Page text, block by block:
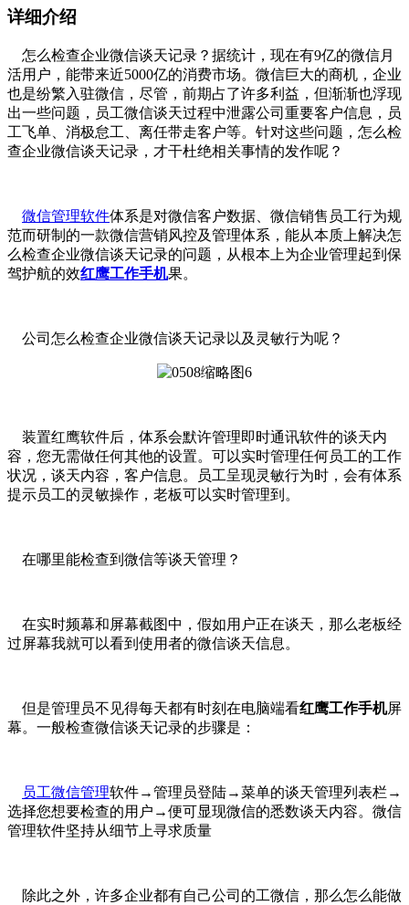
详细介绍
怎么检查企业微信谈天记录？据统计，现在有9亿的微信月
活用户，能带来近5000亿的消费市场。微信巨大的商机，企业
也是纷繁入驻微信，尽管，前期占了许多利益，但渐渐也浮现
出一些问题，员工微信谈天过程中泄露公司重要客户信息，员
工飞单、消极怠工、离任带走客户等。针对这些问题，怎么检
查企业微信谈天记录，才干杜绝相关事情的发作呢？
微信管理软件体系是对微信客户数据、微信销售员工行为规
范而研制的一款微信营销风控及管理体系，能从本质上解决怎
么检查企业微信谈天记录的问题，从根本上为企业管理起到保
驾护航的效红鹰工作手机果。
公司怎么检查企业微信谈天记录以及灵敏行为呢？
装置红鹰软件后，体系会默许管理即时通讯软件的谈天内
容，您无需做任何其他的设置。可以实时管理任何员工的工作
状况，谈天内容，客户信息。员工呈现灵敏行为时，会有体系
提示员工的灵敏操作，老板可以实时管理到。
在哪里能检查到微信等谈天管理？
在实时频幕和屏幕截图中，假如用户正在谈天，那么老板经
过屏幕我就可以看到使用者的微信谈天信息。
但是管理员不见得每天都有时刻在电脑端看红鹰工作手机屏
幕。一般检查微信谈天记录的步骤是：
员工微信管理软件→管理员登陆→菜单的谈天管理列表栏→
选择您想要检查的用户→便可显现微信的悉数谈天内容。微信
管理软件坚持从细节上寻求质量
除此之外，许多企业都有自己公司的工微信，那么怎么能做